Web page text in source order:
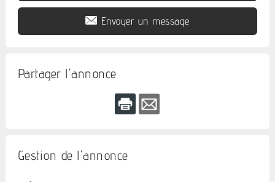
Envoyer un message
Partager l'annonce
Gestion de l'annonce